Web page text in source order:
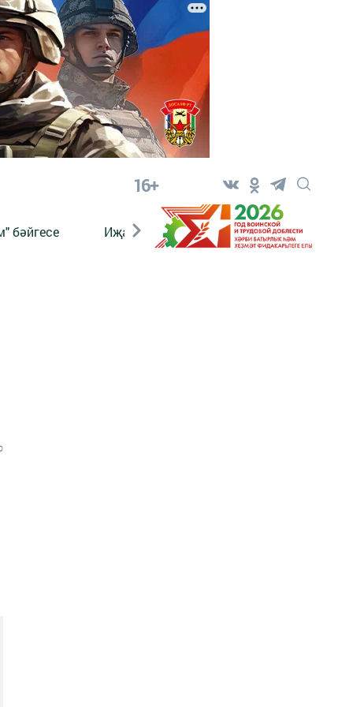
16+
бәйгесе Иҗат Реклама Онлайн